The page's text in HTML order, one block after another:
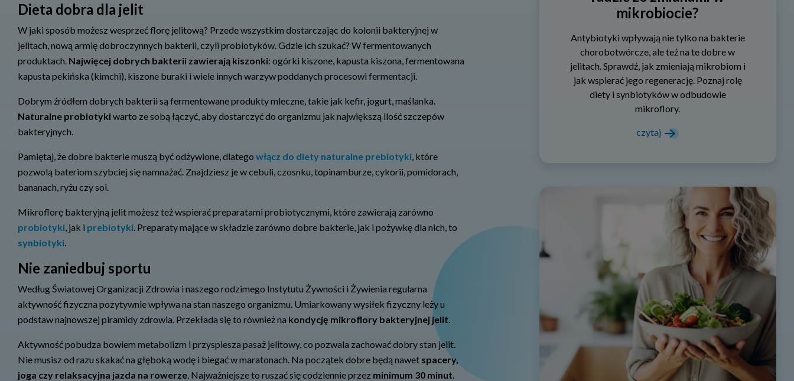
Dieta dobra dla jelit
W jaki sposób możesz wesprzeć florę jelitową? Przede wszystkim dostarczając do kolonii bakteryjnej w
jelitach, nową armię dobroczynnych bakterii, czyli probiotyków. Gdzie ich szukać? W fermentowanych
produktach. Najwięcej dobrych bakterii zawierają kiszonki: ogórki kiszone, kapusta kiszona, fermentowana
kapusta pekińska (kimchi), kiszone buraki i wiele innych warzyw poddanych procesowi fermentacji.
Dobrym źródłem dobrych bakterii są fermentowane produkty mleczne, takie jak kefir, jogurt, maślanka.
Naturalne probiotykiwarto ze sobą łączyć, aby dostarczyć do organizmu jak największą ilość szczepów
bakteryjnych.
Pamiętaj, że dobre bakterie muszą być odżywione, dlatego włącz do diety naturalne prebiotyki , które
pozwolą bateriom szybciej się namnażać. Znajdziesz je w cebuli, czosnku, topinamburze, cykorii, pomidorach,
bananach, ryżu czy soi.
Mikroflorę bakteryjną jelit możesz też wspierać preparatami probiotycznymi, które zawierają zarówno
probiotyki , jak i prebiotyki . Preparaty mające w składzie zarówno dobre bakterie, jak i pożywkę dla nich, to
synbiotyki
Nie zaniedbuj sportu
Według Światowej Organizacji Zdrowia i naszego rodzimego Instytutu Żywności i Żywienia regularna
aktywność fizyczna pozytywnie wpływa na stan naszego organizmu. Umiarkowany wysiłek fizyczny leży u
podstaw najnowszej piramidy zdrowia. Przekłada się to również na kondycję mikroflory bakteryjnej jelit
Aktywność pobudza bowiem metabolizm i przyspiesza pasaż jelitowy, co pozwala zachować dobry stan jelit.
Nie musisz od razu skakać na głęboką wodę i biegać w maratonach. Na początek dobre będą nawet spacery,
joga czy relaksacyjna jazda na rowerze . Najważniejsze to ruszać się codziennie przez minimum 30 minut
mikrobiocie?
Antybiotyki wpływają nie tylko na bakterie
chorobotwórcze, ale też na te dobre w
jelitach. Sprawdź, jak zmieniają mikrobiom i
jak wspierać jego regenerację. Poznaj rolę
diety i synbiotyków w odbudowie
mikroflory.
czytaj